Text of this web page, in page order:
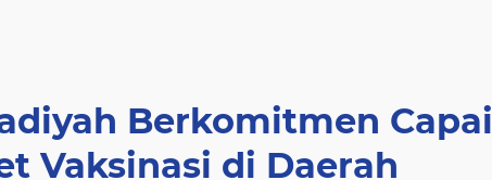
Berkomitmen Capai
Vaksinasi di Daerah